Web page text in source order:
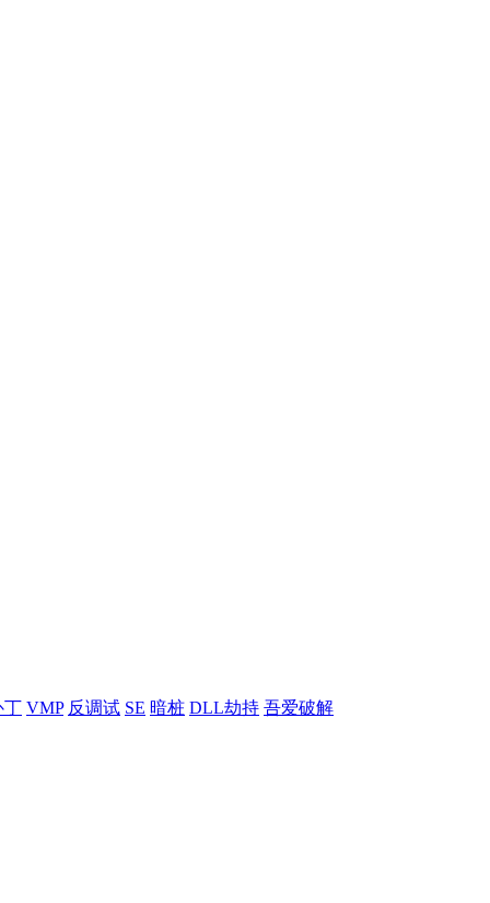
丁 VMP 反调试 SE 暗桩 DLL劫持 吾爱破解